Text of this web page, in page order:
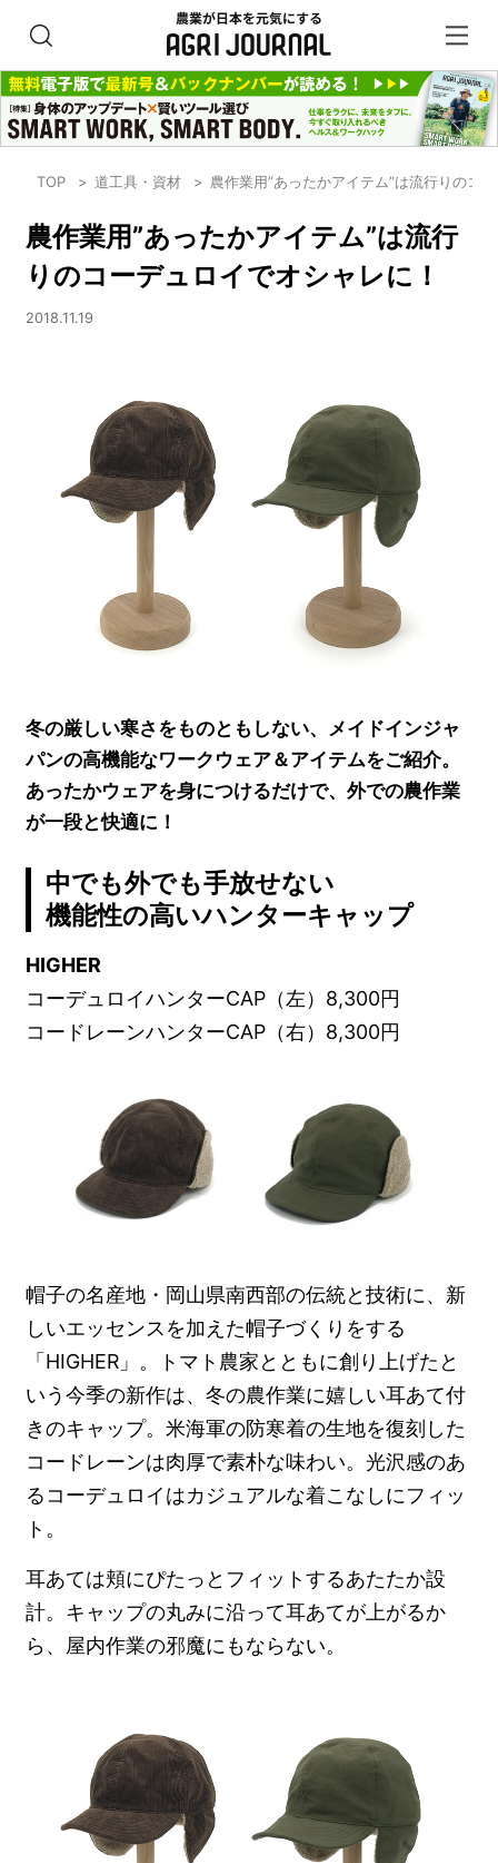
TOP 道工具・資材 農作業用”あったかアイテム”は流行りのコ
農作業用”あったかアイテム”は流行
りのコーデュロイでオシャレに！
2018.11.19
冬の厳しい寒さをものともしない、メイドインジャ
パンの高機能なワークウェア＆アイテムをご紹介。
あったかウェアを身につけるだけで、外での農作業
が一段と快適に！
中でも外でも手放せない
機能性の高いハンターキャップ
HIGHER
コーデュロイハンターCAP（左）8,300円
コードレーンハンターCAP（右）8,300円
帽子の名産地・岡山県南西部の伝統と技術に、新
しいエッセンスを加えた帽子づくりをする
「HIGHER」。トマト農家とともに創り上げたと
いう今季の新作は、冬の農作業に嬉しい耳あて付
きのキャップ。米海軍の防寒着の生地を復刻した
コードレーンは肉厚で素朴な味わい。光沢感のあ
るコーデュロイはカジュアルな着こなしにフィッ
ト。
耳あては頬にぴたっとフィットするあたたか設
計。キャップの丸みに沿って耳あてが上がるか
ら、屋内作業の邪魔にもならない。